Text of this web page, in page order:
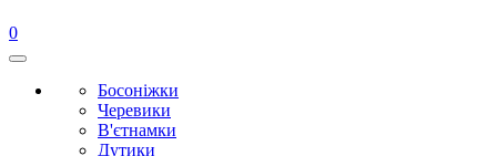
0
Босоніжки
Черевики
В'єтнамки
Дутики